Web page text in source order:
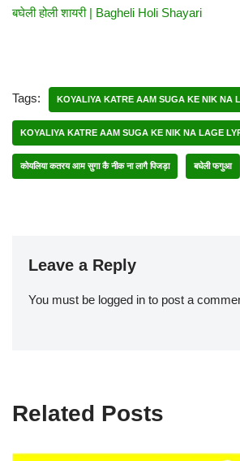
बघेली होली शायरी | Bagheli Holi Shayari
Tags: KOYALIYA KATRE AAM SUGA KE NIK NA
KOYALIYA KATRE AAM SUGA KE NIK NA LAGE
कोयलिया कतरय आम सुगा कै नीक ना लागै पिजड़ा बघेली फगुआ
Leave a Reply
You must be logged in to post a
Related Posts